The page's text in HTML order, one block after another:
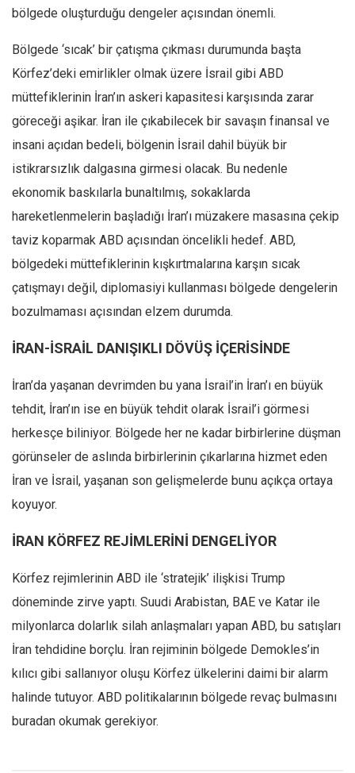
bölgede oluşturduğu dengeler açısından önemli.
Bölgede ‘sıcak’ bir çatışma çıkması durumunda başta
Körfez’deki emirlikler olmak üzere İsrail gibi ABD
müttefiklerinin İran’ın askeri kapasitesi karşısında zarar
göreceği aşikar. İran ile çıkabilecek bir savaşın finansal ve
insani açıdan bedeli, bölgenin İsrail dahil büyük bir
istikrarsızlık dalgasına girmesi olacak. Bu nedenle
ekonomik baskılarla bunaltılmış, sokaklarda
hareketlenmelerin başladığı İran’ı müzakere masasına çekip
taviz koparmak ABD açısından öncelikli hedef. ABD,
bölgedeki müttefiklerinin kışkırtmalarına karşın sıcak
çatışmayı değil, diplomasiyi kullanması bölgede dengelerin
bozulmaması açısından elzem durumda.
İRAN-İSRAİL DANIŞIKLI DÖVÜŞ İÇERİSİNDE
İran’da yaşanan devrimden bu yana İsrail’in İran’ı en büyük
tehdit, İran’ın ise en büyük tehdit olarak İsrail’i görmesi
herkesçe biliniyor. Bölgede her ne kadar birbirlerine düşman
görünseler de aslında birbirlerinin çıkarlarına hizmet eden
İran ve İsrail, yaşanan son gelişmelerde bunu açıkça ortaya
koyuyor.
İRAN KÖRFEZ REJİMLERİNİ DENGELİYOR
Körfez rejimlerinin ABD ile ‘stratejik’ ilişkisi Trump
döneminde zirve yaptı. Suudi Arabistan, BAE ve Katar ile
milyonlarca dolarlık silah anlaşmaları yapan ABD, bu satışları
İran tehdidine borçlu. İran rejiminin bölgede Demokles’in
kılıcı gibi sallanıyor oluşu Körfez ülkelerini daimi bir alarm
halinde tutuyor. ABD politikalarının bölgede revaç bulmasını
buradan okumak gerekiyor.